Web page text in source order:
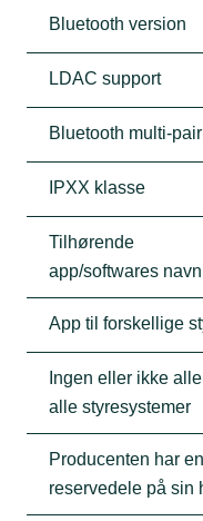
Bluetooth version
LDAC support
Bluetooth multi-
IPXX klasse
Tilhørende
app/softwares navn
App til forskellige
Ingen eller ikke
alle styresystemer
Producenten har
reservedele på sin